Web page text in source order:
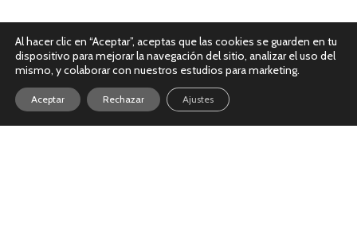
Al hacer clic en “Aceptar”, aceptas que las cookies se guarden en tu
dispositivo para mejorar la navegación del sitio, analizar el uso del
mismo, y colaborar con nuestros estudios para marketing.
Aceptar Rechazar Ajustes